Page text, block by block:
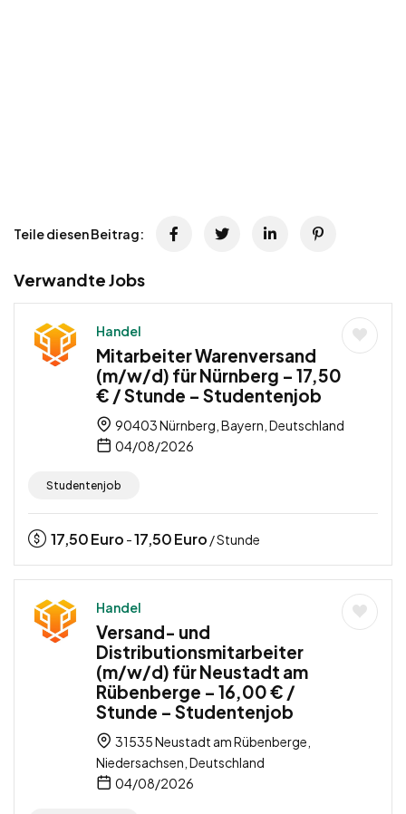
Teile diesen Beitrag:
Verwandte Jobs
Handel
Mitarbeiter Warenversand
(m/w/d) für Nürnberg – 17,50
€ / Stunde – Studentenjob
90403 Nürnberg, Bayern, Deutschland
04/08/2026
Studentenjob
17,50Euro -17,50Euro / Stunde
Handel
Versand- und
Distributionsmitarbeiter
(m/w/d) für Neustadt am
Rübenberge – 16,00 € /
Stunde – Studentenjob
31535 Neustadt am Rübenberge,
Niedersachsen, Deutschland
04/08/2026